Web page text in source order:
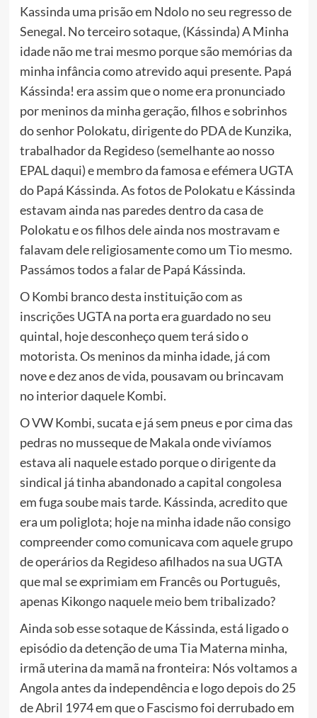
Kassinda uma prisão em Ndolo no seu regresso de
Senegal. No terceiro sotaque, (Kássinda) A Minha
idade não me trai mesmo porque são memórias da
minha infância como atrevido aqui presente. Papá
Kássinda! era assim que o nome era pronunciado
por meninos da minha geração, filhos e sobrinhos
do senhor Polokatu, dirigente do PDA de Kunzika,
trabalhador da Regideso (semelhante ao nosso
EPAL daqui) e membro da famosa e efémera UGTA
do Papá Kássinda. As fotos de Polokatu e Kássinda
estavam ainda nas paredes dentro da casa de
Polokatu e os filhos dele ainda nos mostravam e
falavam dele religiosamente como um Tio mesmo.
Passámos todos a falar de Papá Kássinda.
O Kombi branco desta instituição com as
inscrições UGTA na porta era guardado no seu
quintal, hoje desconheço quem terá sido o
motorista. Os meninos da minha idade, já com
nove e dez anos de vida, pousavam ou brincavam
no interior daquele Kombi.
O VW Kombi, sucata e já sem pneus e por cima das
pedras no musseque de Makala onde vivíamos
estava ali naquele estado porque o dirigente da
sindical já tinha abandonado a capital congolesa
em fuga soube mais tarde. Kássinda, acredito que
era um poliglota; hoje na minha idade não consigo
compreender como comunicava com aquele grupo
de operários da Regideso afilhados na sua UGTA
que mal se exprimiam em Francês ou Português,
apenas Kikongo naquele meio bem tribalizado?
Ainda sob esse sotaque de Kássinda, está ligado o
episódio da detenção de uma Tia Materna minha,
irmã uterina da mamã na fronteira: Nós voltamos a
Angola antes da independência e logo depois do 25
de Abril 1974 em que o Fascismo foi derrubado em